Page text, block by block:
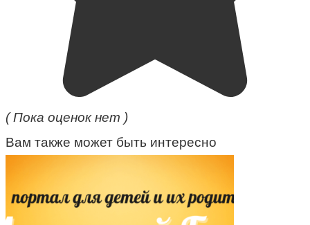
( Пока оценок нет )
Вам также может быть интересно